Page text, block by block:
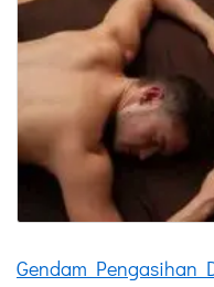
Gendam Pengasihan